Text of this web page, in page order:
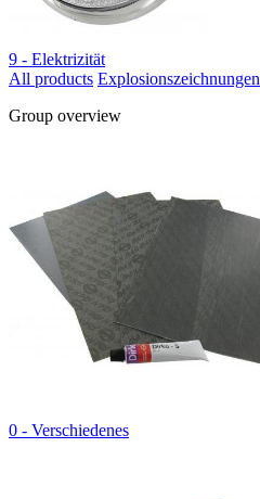
9 - Elektrizität
All products Explosionszeichnungen
Group overview
0 - Verschiedenes